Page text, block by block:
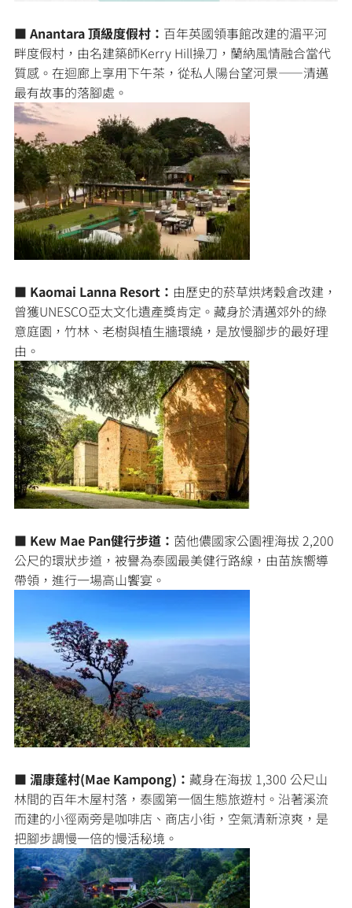
■ Anantara 頂級度假村： 百年英國領事館改建的湄平河
畔度假村，由名建築師Kerry Hill操刀，蘭納風情融合當代
質感。在迴廊上享用下午茶，從私人陽台望河景——清邁
最有故事的落腳處。
■ Kaomai Lanna Resort： 由歷史的菸草烘烤穀倉改建，
曾獲UNESCO亞太文化遺產獎肯定。藏身於清邁郊外的綠
意庭園，竹林、老樹與植生牆環繞，是放慢腳步的最好理
由。
■ Kew Mae Pan健行步道： 茵他儂國家公園裡海拔 2,200
公尺的環狀步道，被譽為泰國最美健行路線，由苗族嚮導
帶領，進行一場高山饗宴。
■ 湄康蓬村(Mae Kampong)： 藏身在海拔 1,300 公尺山
林間的百年木屋村落，泰國第一個生態旅遊村。沿著溪流
而建的小徑兩旁是咖啡店、商店小街，空氣清新涼爽，是
把腳步調慢一倍的慢活秘境。